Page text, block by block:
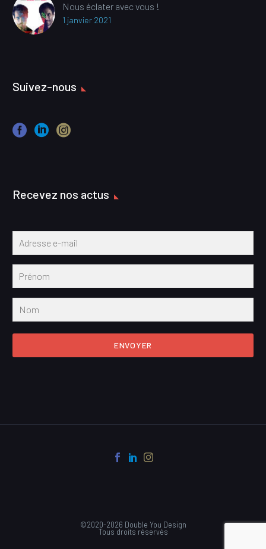
Nous éclater avec vous !
1 janvier 2021
Suivez-nous
Recevez nos actus
ENVOYER
©2020-2026 Double You Design
Tous droits réservés